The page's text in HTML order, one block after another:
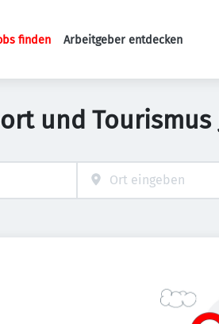
Haupt-Navigation
finden Arbeitgeber entdecken
und Tourismus